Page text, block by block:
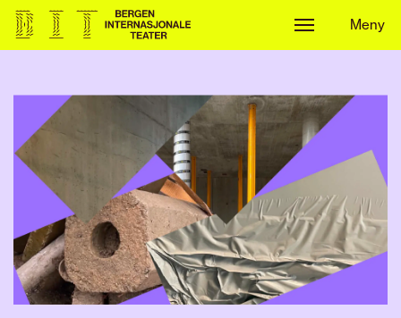
MenyMeny